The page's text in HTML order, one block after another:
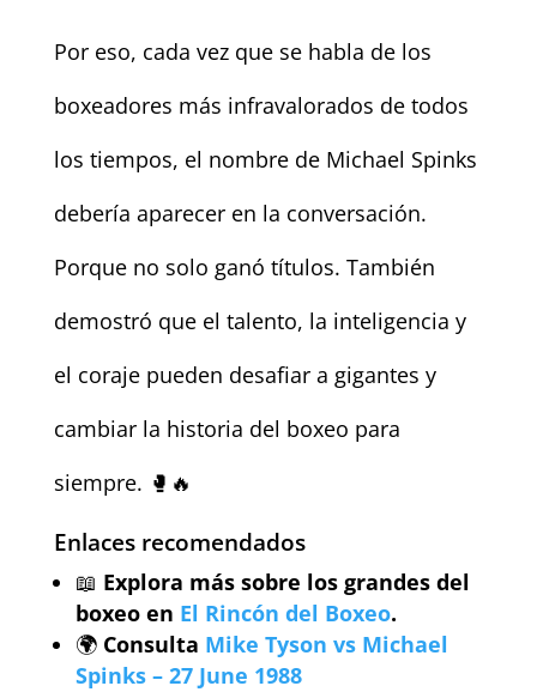
Por eso, cada vez que se habla de los
boxeadores más infravalorados de todos
los tiempos, el nombre de Michael Spinks
debería aparecer en la conversación.
Porque no solo ganó títulos. También
demostró que el talento, la inteligencia y
el coraje pueden desafiar a gigantes y
cambiar la historia del boxeo para
siempre. 🥊🔥
Enlaces recomendados
📖 Explora más sobre los grandes del
boxeo en El Rincón del Boxeo.
🌍 Consulta Mike Tyson vs Michael
Spinks – 27 June 1988